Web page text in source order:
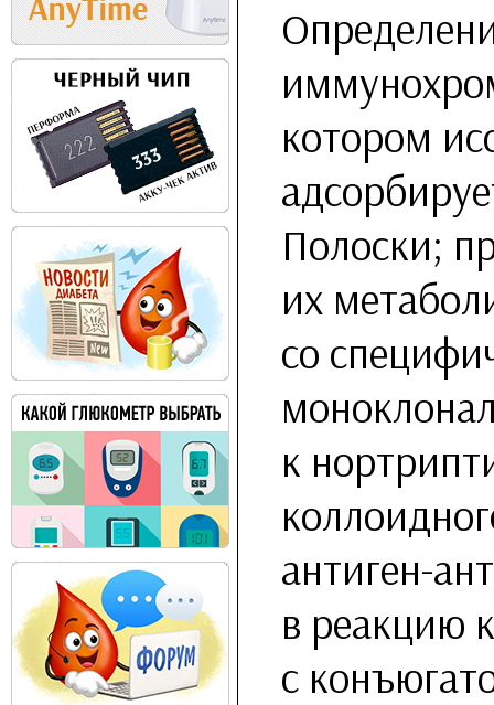
котором
Полоски;
их
со
к
антиген-
в реакцию
с